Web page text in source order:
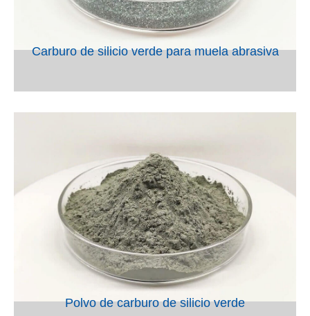
Carburo de silicio verde para muela abrasiva
VIEW
Polvo de carburo de silicio verde